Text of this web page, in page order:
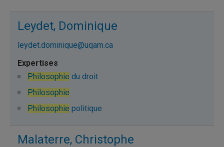
Leydet, Dominique
leydet.dominique@uqam.ca
Philosophie du droit
Philosophie
Philosophie politique
Malaterre, Christophe